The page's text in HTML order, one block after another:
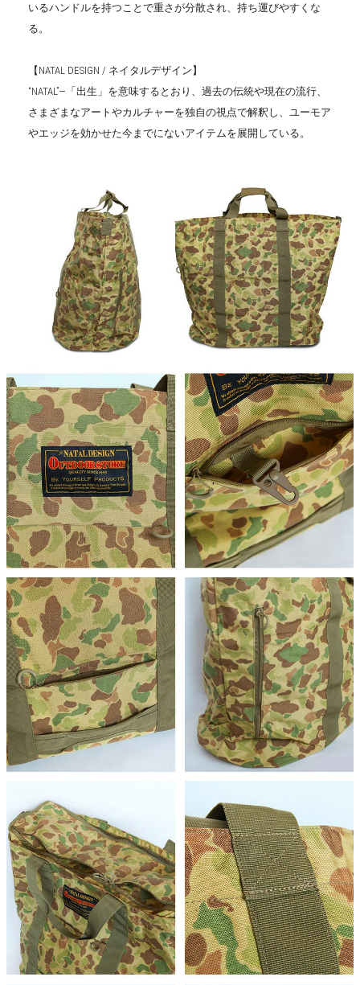
いるハンドルを持つことで重さが分散され、持ち運びやすくな
る。
【NATAL DESIGN / ネイタルデザイン】
“NATAL”―「出生」を意味するとおり、過去の伝統や現在の流行、
さまざまなアートやカルチャーを独自の視点で解釈し、ユーモア
やエッジを効かせた今までにないアイテムを展開している。